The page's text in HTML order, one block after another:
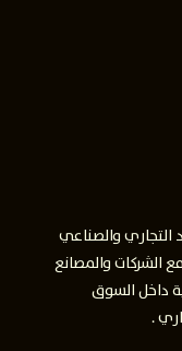
التجاري والصناعي
الشركات والمصانع
داخل السوق
.